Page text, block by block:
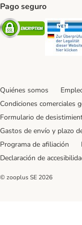
Pago seguro
Security
Quiénes somos
Condiciones comerciales
Formulario de
Gastos de envío y plazo
Programa de afiliación
Declaración de
© zooplus SE 2026